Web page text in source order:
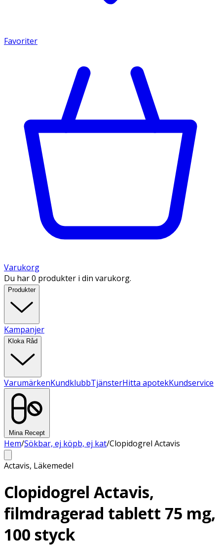
Favoriter
Varukorg
Du har 0 produkter i din varukorg.
Produkter
Kampanjer
Kloka Råd
VarumärkenKundklubbTjänsterHitta apotekKundservice
Mina Recept
Hem/Sökbar, ej köpb, ej kat/Clopidogrel Actavis
Actavis, Läkemedel
Clopidogrel Actavis,
filmdragerad tablett 75 mg,
100 styck